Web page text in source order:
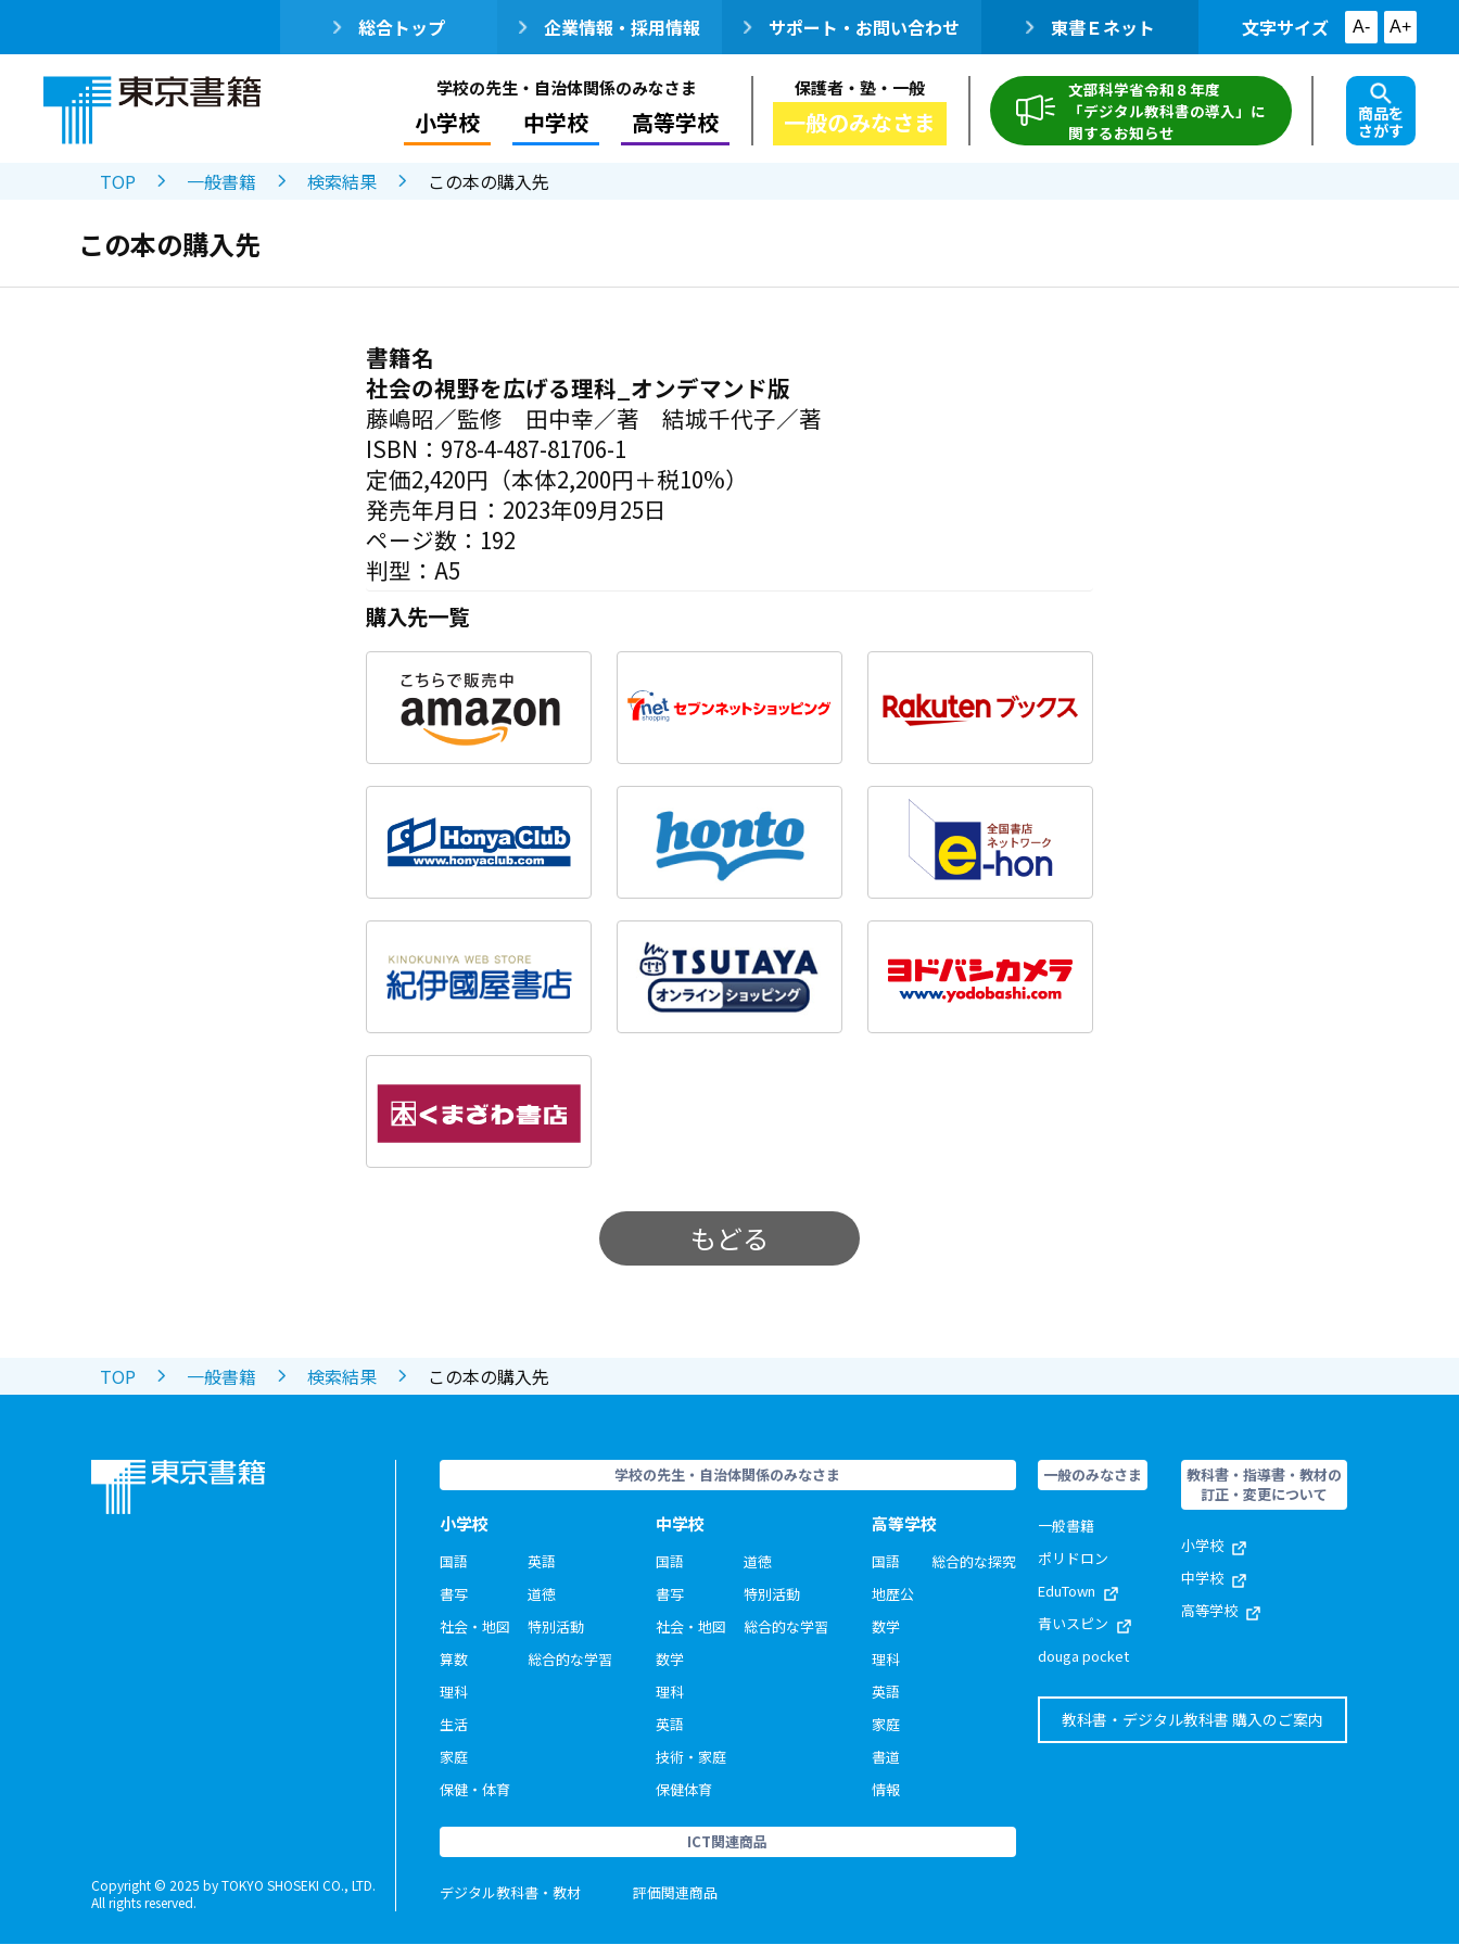
総合トップ 企業情報・採用情報 サポート・お問い合わせ 東書Ｅネット 文字サイズ A- A+
学校の先生・自治体関係のみなさま
小学校 中学校 高等学校
保護者・塾・一般
一般のみなさま
文部科学省令和８年度
「デジタル教科書の導入」に
関するお知らせ
商品を
さがす
TOP 一般書籍 検索結果 この本の購入先
この本の購入先
書籍名
社会の視野を広げる理科_オンデマンド版
藤嶋昭／監修 田中幸／著 結城千代子／著
ISBN：978-4-487-81706-1
定価2,420円（本体2,200円＋税10%）
発売年月日：2023年09月25日
ページ数：192
判型：A5
購入先一覧
もどる
TOP 一般書籍 検索結果 この本の購入先
Copyright © 2025 by TOKYO SHOSEKI CO., LTD.
All rights reserved.
学校の先生・自治体関係のみなさま
小学校
国語
書写
社会・地図
算数
理科
生活
家庭
保健・体育
英語
道徳
特別活動
総合的な学習
中学校
国語
書写
社会・地図
数学
理科
英語
技術・家庭
保健体育
道徳
特別活動
総合的な学習
高等学校
国語
地歴公
数学
理科
英語
家庭
書道
情報
総合的な探究
ICT関連商品
デジタル教科書・教材 評価関連商品
一般のみなさま
一般書籍
ポリドロン
EduTown
青いスピン
douga pocket
教科書・指導書・教材の
訂正・変更について
小学校
中学校
高等学校
教科書・デジタル教科書 購入のご案内